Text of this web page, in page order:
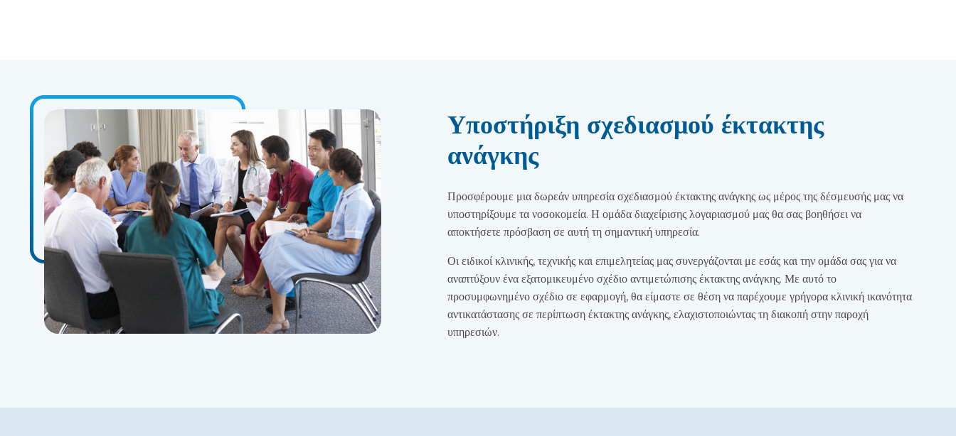
Υποστήριξη σχεδιασμού έκτακτης
ανάγκης
Προσφέρουμε μια δωρεάν υπηρεσία σχεδιασμού έκτακτης ανάγκης ως μέρος της δέσμευσής μας να
υποστηρίξουμε τα νοσοκομεία. Η ομάδα διαχείρισης λογαριασμού μας θα σας βοηθήσει να
αποκτήσετε πρόσβαση σε αυτή τη σημαντική υπηρεσία.
Οι ειδικοί κλινικής, τεχνικής και επιμελητείας μας συνεργάζονται με εσάς και την ομάδα σας για να
αναπτύξουν ένα εξατομικευμένο σχέδιο αντιμετώπισης έκτακτης ανάγκης. Με αυτό το
προσυμφωνημένο σχέδιο σε εφαρμογή, θα είμαστε σε θέση να παρέχουμε γρήγορα κλινική ικανότητα
αντικατάστασης σε περίπτωση έκτακτης ανάγκης, ελαχιστοποιώντας τη διακοπή στην παροχή
υπηρεσιών.